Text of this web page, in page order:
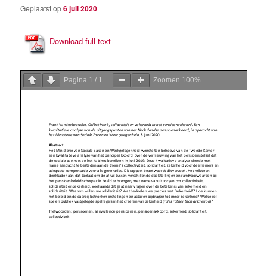
Geplaatst op6 juli 2020
Download full text
Pagina 1 / 1 Zoomen 100%